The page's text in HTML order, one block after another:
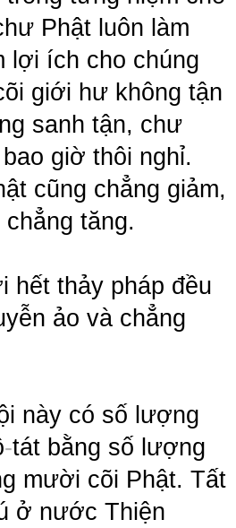
Phật luôn làm
lợi ích cho chúng
giới hư không tận
sanh tận, chư
giờ thôi nghỉ.
cũng chẳng giảm,
tăng.
hết thảy pháp đều
ảo và chẳng
này có số lượng
-tát bằng số lượng
mười cõi Phật. Tất
ở nước Thiện